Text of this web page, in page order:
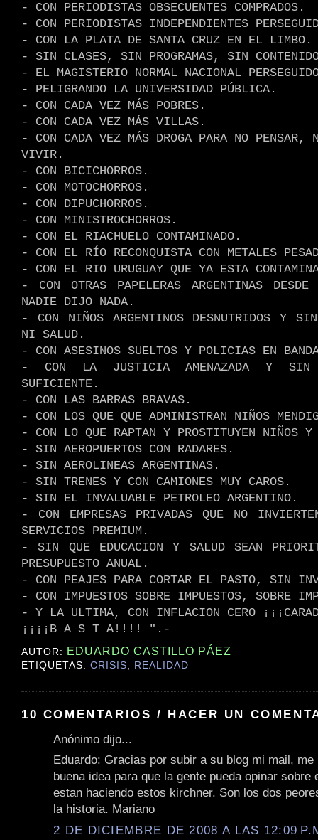
- CON PERIODISTAS OBSECUENTES COMPRADOS.
- CON PERIODISTAS INDEPENDIENTES
- CON LA PLATA DE SANTA CRUZ EN EL LIMBO.
- SIN CLASES, SIN PROGRAMAS, SIN
- EL MAGISTERIO NORMAL NACIONAL
- PELIGRANDO LA UNIVERSIDAD PÚBLICA.
- CON CADA VEZ MÁS POBRES.
- CON CADA VEZ MÁS VILLAS.
- CON CADA VEZ MÁS DROGA PARA NO PENSAR,
VIVIR.
- CON BICICHORROS.
- CON MOTOCHORROS.
- CON DIPUCHORROS.
- CON MINISTROCHORROS.
- CON EL RIACHUELO CONTAMINADO.
- CON EL RÍO RECONQUISTA CON METALES
- CON EL RIO URUGUAY QUE YA ESTA
- CON OTRAS PAPELERAS ARGENTINAS
NADIE DIJO NADA.
- CON NIÑOS ARGENTINOS DESNUTRIDOS Y SIN
NI SALUD.
- CON ASESINOS SUELTOS Y POLICIAS EN
- CON LA JUSTICIA AMENAZADA Y SIN
SUFICIENTE.
- CON LAS BARRAS BRAVAS.
- CON LOS QUE QUE ADMINISTRAN NIÑOS
- CON LO QUE RAPTAN Y PROSTITUYEN NIÑOS
- SIN AEROPUERTOS CON RADARES.
- SIN AEROLINEAS ARGENTINAS.
- SIN TRENES Y CON CAMIONES MUY CAROS.
- SIN EL INVALUABLE PETROLEO ARGENTINO.
- CON EMPRESAS PRIVADAS QUE NO
SERVICIOS PREMIUM.
- SIN QUE EDUCACION Y SALUD SEAN
PRESUPUESTO ANUAL.
- CON PEAJES PARA CORTAR EL PASTO, SIN
- CON IMPUESTOS SOBRE IMPUESTOS, SOBRE
- Y LA ULTIMA, CON INFLACION CERO
¡¡¡¡B A S T A!!!! ".-
AUTOR: EDUARDO CASTILLO PÁEZ
ETIQUETAS:CRISIS, REALIDAD
10 COMENTARIOS / HACER UN
Anónimo dijo...
Eduardo: Gracias por subir a su blog mi mail, me
buena idea para que la gente pueda opinar sobre
estan haciendo estos kirchner. Son los dos
la historia. Mariano
2 DE DICIEMBRE DE 2008 A LAS 12:09